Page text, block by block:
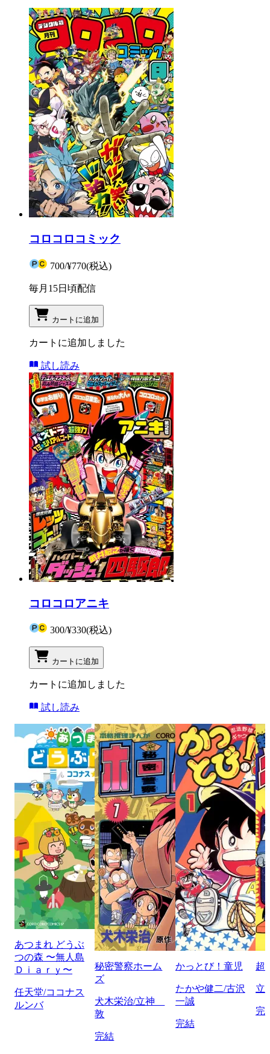
コロコロコミック
700/¥770(税込)
毎月15日頃配信
カートに追加
カートに追加しました
試し読み
コロコロアニキ
300/¥330(税込)
カートに追加
カートに追加しました
試し読み
あつまれ どうぶ
つの森 〜無人島
Ｄｉａｒｙ〜
任天堂/ココナス
ルンバ
秘密警察ホーム
ズ
犬木栄治/立神
敦
完結
かっとび！童児
たかや健二/古沢
一誠
完結
超
立
完